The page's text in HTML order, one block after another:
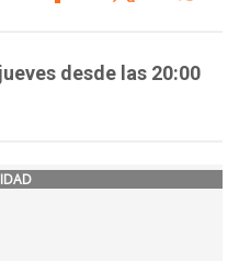
desde las 20:00